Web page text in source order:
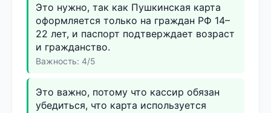
Это нужно, так как Пушкинская карта
оформляется только на граждан РФ 14–
22 лет, и паспорт подтверждает возраст
и гражданство.
Важность: 4/5
Это важно, потому что кассир обязан
убедиться, что карта используется